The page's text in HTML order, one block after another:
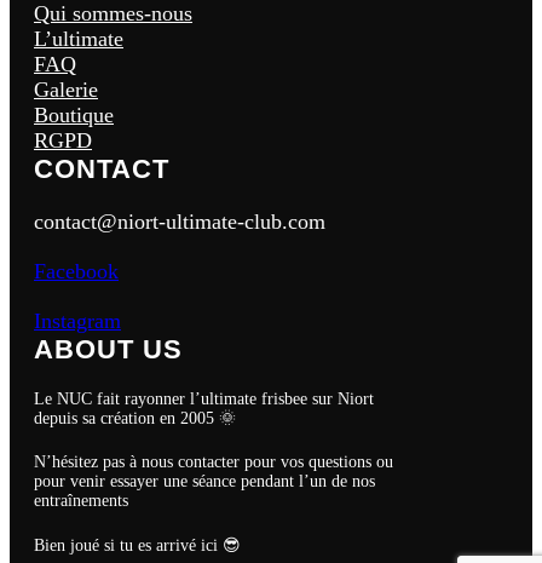
Qui sommes-nous
L’ultimate
FAQ
Galerie
Boutique
RGPD
CONTACT
contact@niort-ultimate-club.com
Facebook
Instagram
ABOUT US
Le NUC fait rayonner l’ultimate frisbee sur Niort
depuis sa création en 2005 🌞
N’hésitez pas à nous contacter pour vos questions ou
pour venir essayer une séance pendant l’un de nos
entraînements
Bien joué si tu es arrivé ici 😎